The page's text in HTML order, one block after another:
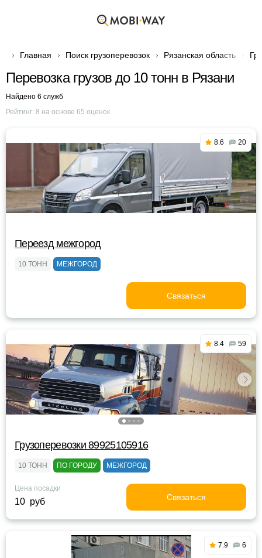
Главная Поиск грузоперевозок Рязанская область
Перевозка грузов до 10 тонн в Рязани
Найдено 6 служб
Рейтинг: 8 на основе 65 оценок
8.6 20
Переезд межгород
10 ТОНН МЕЖГОРОД
Связаться
8.4 59
Грузоперевозки 89925105916
10 ТОНН ПО ГОРОДУ МЕЖГОРОД
Цена посадки
10 руб Связаться
7.9 6